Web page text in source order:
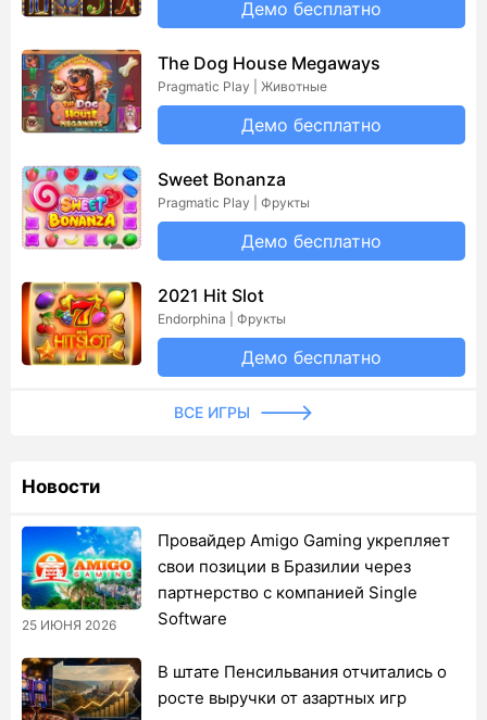
Демо бесплатно
The Dog House Megaways
Pragmatic Play | Животные
Демо бесплатно
Sweet Bonanza
Pragmatic Play | Фрукты
Демо бесплатно
2021 Hit Slot
Endorphina | Фрукты
Демо бесплатно
ВСЕ ИГРЫ
Новости
25 ИЮНЯ 2026
Провайдер Amigo Gaming укрепляет
свои позиции в Бразилии через
партнерство с компанией Single
Software
В штате Пенсильвания отчитались о
росте выручки от азартных игр